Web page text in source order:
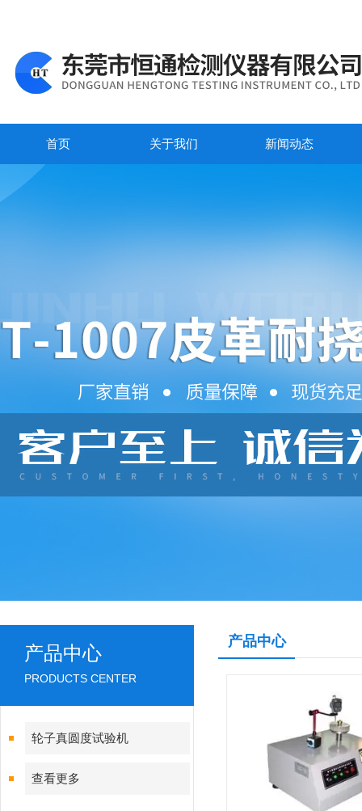
首页 关于我们 新闻动态
产品中心
PRODUCTS CENTER
轮子真圆度试验机
查看更多
产品中心